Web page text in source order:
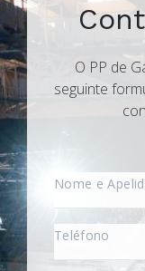
O PP de
seguinte